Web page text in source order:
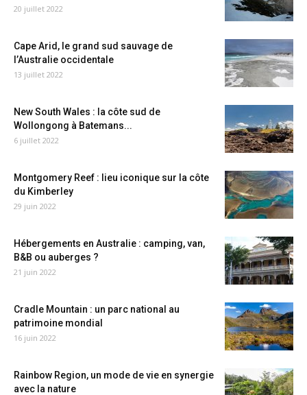
20 juillet 2022
Cape Arid, le grand sud sauvage de
l’Australie occidentale
13 juillet 2022
New South Wales : la côte sud de
Wollongong à Batemans...
6 juillet 2022
Montgomery Reef : lieu iconique sur la côte
du Kimberley
29 juin 2022
Hébergements en Australie : camping, van,
B&B ou auberges ?
21 juin 2022
Cradle Mountain : un parc national au
patrimoine mondial
16 juin 2022
Rainbow Region, un mode de vie en synergie
avec la nature